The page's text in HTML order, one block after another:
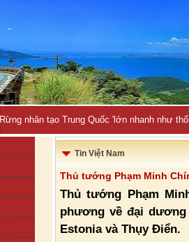
Rừng nhân tạo Trung Quốc 'lớn nhanh như
Tin Việt Nam
Thủ tướng Phạm Minh
Thủ tướng Phạm
phương về đại
Estonia và Thụy Điển.